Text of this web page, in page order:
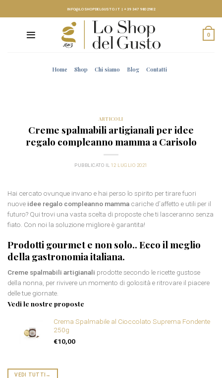
INFO@LOSHOPDELGUSTO.IT |+39 347 9802982
0
Home Shop Chi siamo Blog Contatti
ARTICOLI
Creme spalmabili artigianali per idee
regalo compleanno mamma a Carisolo
PUBBLICATO IL 12 LUGLIO 2021
Hai cercato ovunque invano e hai perso lo spirito per tirare fuori
nuove idee regalo compleanno mamma cariche d’affetto e utili per il
futuro? Qui trovi una vasta scelta di proposte che ti lasceranno senza
fiato. Con noi la soluzione migliore è garantita!
Prodotti gourmete non solo.. Ecco il meglio
della gastronomia italiana.
Creme spalmabili artigianali prodotte secondo le ricette gustose
della nonna, per rivivere un momento di golosità e ritrovare il piacere
delle tue giornate.
Vedi le nostre proposte
Crema Spalmabile al Cioccolato Suprema Fondente
250g
€10,00
VEDI TUTTI →